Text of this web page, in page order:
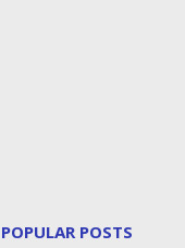
POPULAR POSTS